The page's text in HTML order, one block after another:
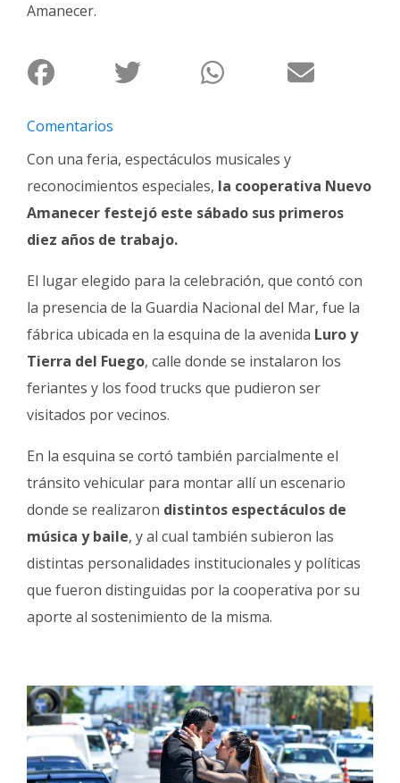
de
Clasificados
Amanecer.
Comentarios
Con una feria, espectáculos musicales y
reconocimientos especiales, la cooperativa Nuevo
Amanecer festejó este sábado sus primeros
diez años de trabajo.
El lugar elegido para la celebración, que contó con
la presencia de la Guardia Nacional del Mar, fue la
fábrica ubicada en la esquina de la avenida Luro y
Tierra del Fuego, calle donde se instalaron los
feriantes y los food trucks que pudieron ser
visitados por vecinos.
En la esquina se cortó también parcialmente el
tránsito vehicular para montar allí un escenario
donde se realizaron distintos espectáculos de
música y baile, y al cual también subieron las
distintas personalidades institucionales y políticas
que fueron distinguidas por la cooperativa por su
aporte al sostenimiento de la misma.